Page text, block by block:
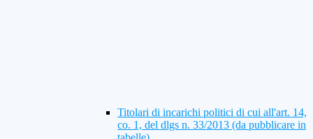
Titolari di incarichi politici di cui all'art. 14,
co. 1, del dlgs n. 33/2013 (da pubblicare in